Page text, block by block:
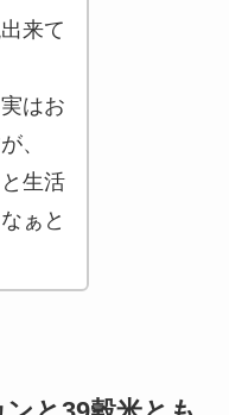
来て
はお
、
生活
ぁと